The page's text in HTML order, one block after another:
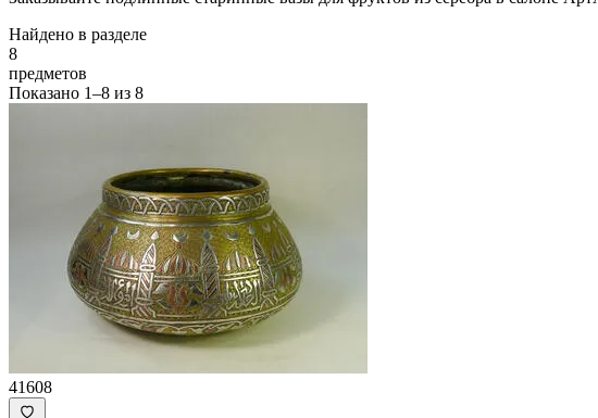
Найдено в разделе
8
предметов
Показано 1–8 из 8
41608